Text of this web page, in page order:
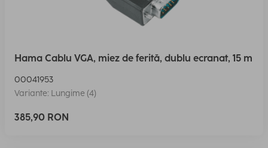
Hama Cablu VGA, miez de ferită, dublu ecranat, 15 m
00041953
Variante: Lungime (4)
385,90 RON